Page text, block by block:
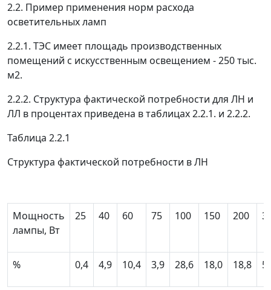
2.2. Пример применения норм расхода
осветительных ламп
2.2.1. ТЭС имеет площадь производственных
помещений с искусственным освещением - 250 тыс.
м2.
2.2.2. Структура фактической потребности для ЛН и
ЛЛ в процентах приведена в таблицах 2.2.1. и 2.2.2.
Таблица 2.2.1
Структура фактической потребности в ЛН
Мощность
лампы, Вт
25 40 60 75 100 150 200
% 0,4 4,9 10,4 3,9 28,6 18,0 18,8